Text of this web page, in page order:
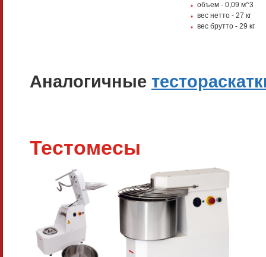
объем - 0,09 м^3
вес нетто - 27 кг
вес брутто - 29 кг
Аналогичные
Тестомесы